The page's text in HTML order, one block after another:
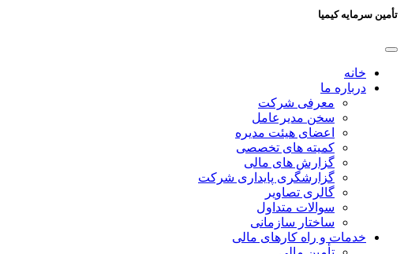
تأمین سرمایه کیمیا
خانه
درباره ما
معرفی شرکت
سخن مدیرعامل
اعضای هیئت مدیره
کمیته های تخصصی
گزارش های مالی
گزارشگری پایداری شرکت
گالری تصاویر
سوالات متداول
ساختار سازمانی
خدمات و راه کارهای مالی